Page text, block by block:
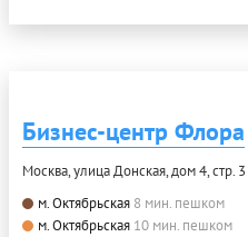
Бизнес-центр Флора
Москва, улица Донская, дом 4, стр. 3
м. Октябрьская 8 мин. пешком
м. Октябрьская 10 мин. пешком